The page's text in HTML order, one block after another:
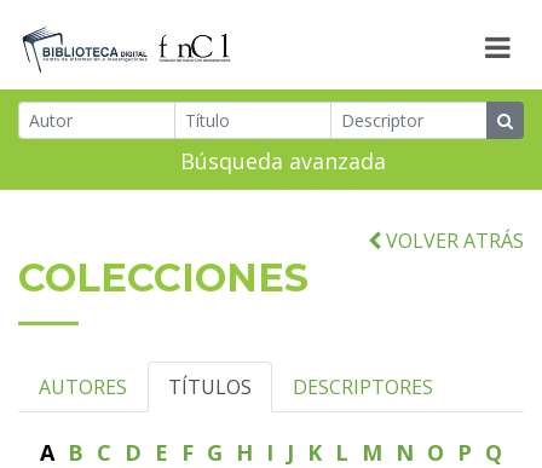
Búsqueda avanzada
VOLVER ATRÁS
COLECCIONES
AUTORES TÍTULOS DESCRIPTORES
A B C D E F G H I J K L M N O P Q